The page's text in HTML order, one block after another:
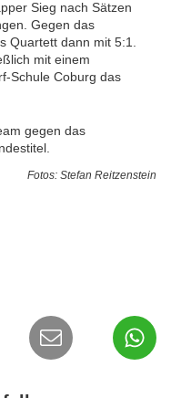
Sieg nach Sätzen
Gegen das
Quartett dann mit 5:1.
mit einem
Schule Coburg das
gegen das
Fotos: Stefan Reitzenstein